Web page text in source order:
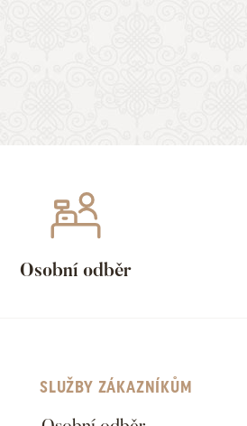
Osobní odběr
SLUŽBY ZÁKAZNÍKŮM